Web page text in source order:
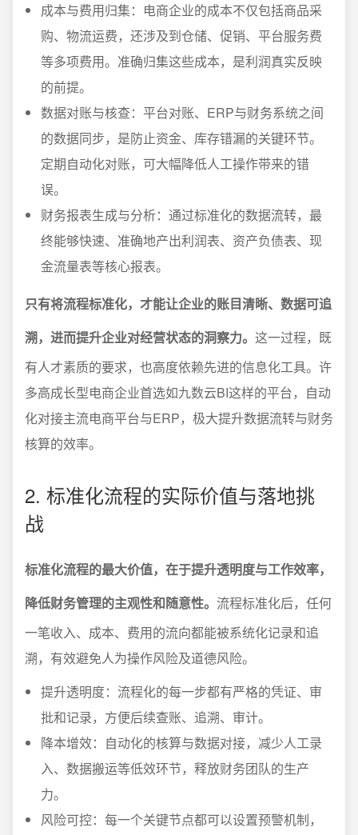
成本与费用归集：电商企业的成本不仅包括商品采
购、物流运费，还涉及到仓储、促销、平台服务费
等多项费用。准确归集这些成本，是利润真实反映
的前提。
数据对账与核查：平台对账、ERP与财务系统之间
的数据同步，是防止资金、库存错漏的关键环节。
定期自动化对账，可大幅降低人工操作带来的错
误。
财务报表生成与分析：通过标准化的数据流转，最
终能够快速、准确地产出利润表、资产负债表、现
金流量表等核心报表。
只有将流程标准化，才能让企业的账目清晰、数据可追
溯，进而提升企业对经营状态的洞察力。 这一过程，既
有人才素质的要求，也高度依赖先进的信息化工具。许
多高成长型电商企业首选如九数云BI这样的平台，自动
化对接主流电商平台与ERP，极大提升数据流转与财务
核算的效率。
2. 标准化流程的实际价值与落地挑
战
标准化流程的最大价值，在于提升透明度与工作效率，
降低财务管理的主观性和随意性。 流程标准化后，任何
一笔收入、成本、费用的流向都能被系统化记录和追
溯，有效避免人为操作风险及道德风险。
提升透明度：流程化的每一步都有严格的凭证、审
批和记录，方便后续查账、追溯、审计。
降本增效：自动化的核算与数据对接，减少人工录
入、数据搬运等低效环节，释放财务团队的生产
力。
风险可控：每一个关键节点都可以设置预警机制，